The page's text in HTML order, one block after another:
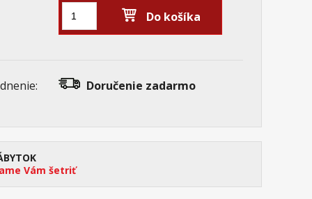
Do košíka
Doručenie zadarmo
Vám šetriť